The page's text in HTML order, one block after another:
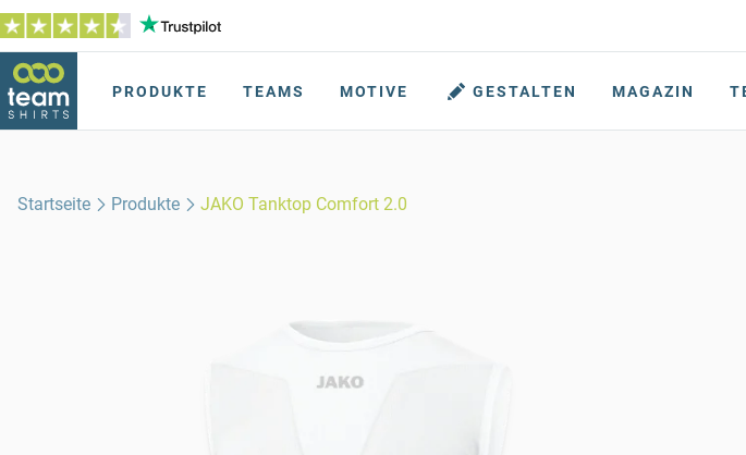
PRODUKTE TEAMS MOTIVE GESTALTEN MAGAZIN
Startseite Produkte JAKO Tanktop Comfort 2.0